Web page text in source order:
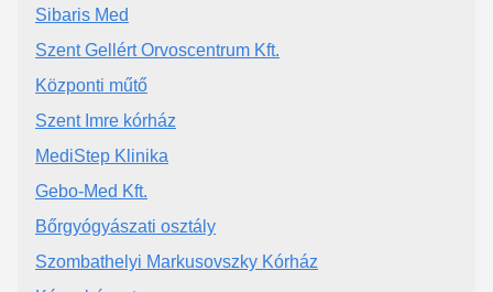
Sibaris Med
Szent Gellért Orvoscentrum Kft.
Központi műtő
Szent Imre kórház
MediStep Klinika
Gebo-Med Kft.
Bőrgyógyászati osztály
Szombathelyi Markusovszky Kórház